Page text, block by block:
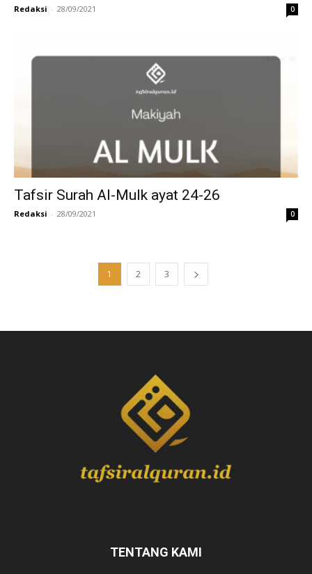
Redaksi - 28/09/2021 0
Tafsir Surah Al-Mulk ayat 24-26
Redaksi - 28/09/2021 0
1 2 3
TENTANG KAMI